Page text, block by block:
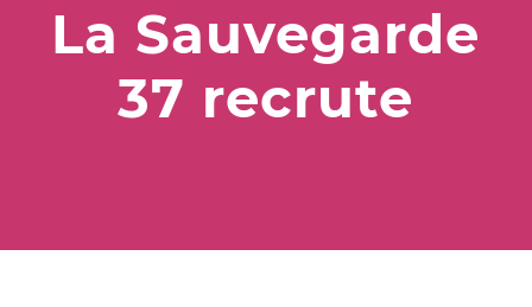
La Sauvegarde
37 recrute